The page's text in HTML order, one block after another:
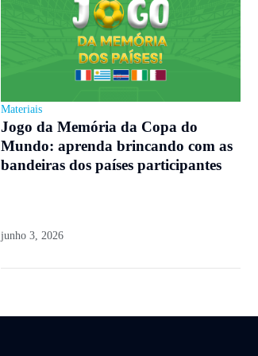
Materiais
Jogo da Memória da Copa do
Mundo: aprenda brincando com as
bandeiras dos países participantes
junho 3, 2026